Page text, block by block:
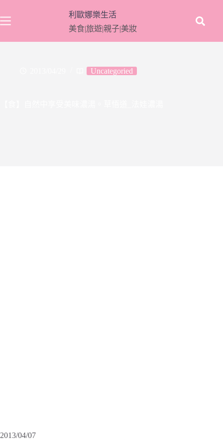
至
要
利歐娜樂生活
美食|旅遊|親子|美妝
Uncategoried
2013/04/07